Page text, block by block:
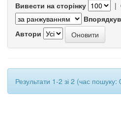
Вивести на сторінку |
Автори
Результати 1-2 зі 2 (час